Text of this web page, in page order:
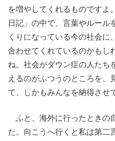
を増やしてくれるものですよ
日記」の中で、言葉やルール
くりになっている今の社会に
合わせてくれているのかもし
ね。社会がダウン症の人たち
えるのがふつうのところを、
て、しかもみんなを納得させ
ふと、海外に行ったときの
た。向こうへ行くと私は第二